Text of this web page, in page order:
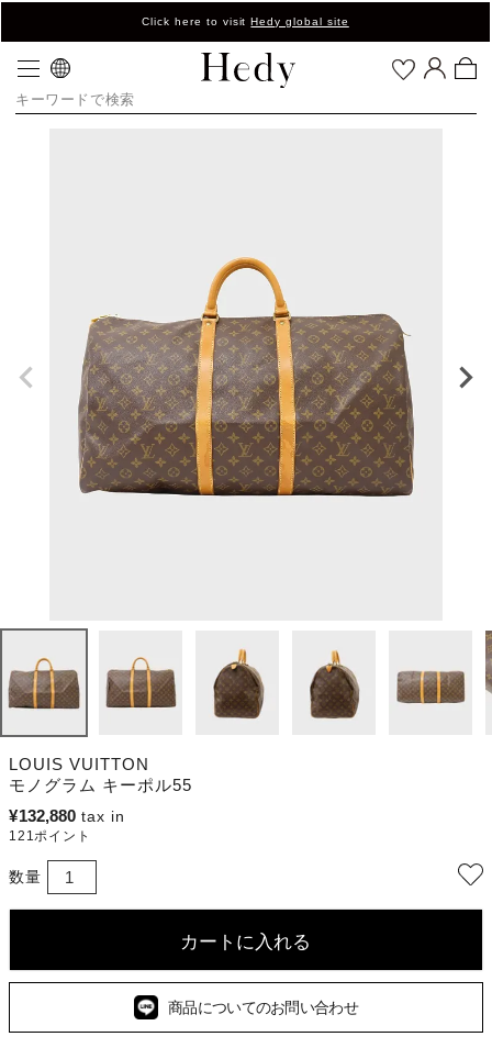
Click here to visitHedy global site
LOUIS VUITTON
モノグラム キーポル55
¥132,880
121ポイント
カートに入れる
商品についてのお問い合わせ